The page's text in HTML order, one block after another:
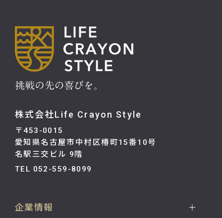
株式会社Life Crayon Style
〒453-0015
愛知県名古屋市中村区椿町15番10号
名駅三交ビル 9階
TEL 052-559-8099
企業情報